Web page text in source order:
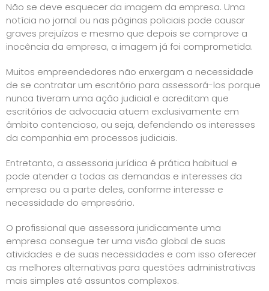
Não se deve esquecer da imagem da empresa. Uma
notícia no jornal ou nas páginas policiais pode causar
graves prejuízos e mesmo que depois se comprove a
inocência da empresa, a imagem já foi comprometida.
Muitos empreendedores não enxergam a necessidade
de se contratar um escritório para assessorá-los porque
nunca tiveram uma ação judicial e acreditam que
escritórios de advocacia atuem exclusivamente em
âmbito contencioso, ou seja, defendendo os interesses
da companhia em processos judiciais.
Entretanto, a assessoria jurídica é prática habitual e
pode atender a todas as demandas e interesses da
empresa ou a parte deles, conforme interesse e
necessidade do empresário.
O profissional que assessora juridicamente uma
empresa consegue ter uma visão global de suas
atividades e de suas necessidades e com isso oferecer
as melhores alternativas para questões administrativas
mais simples até assuntos complexos.